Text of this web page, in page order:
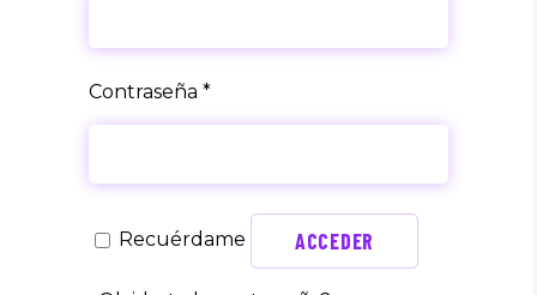
Contraseña *
Recuérdame ACCEDER